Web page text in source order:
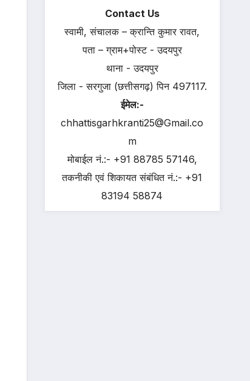
Contact Us
स्वामी, संचालक – क्रान्ति कुमार रावत,
पता – ग्राम+पोस्ट - उदयपुर
थाना - उदयपुर
जिला - सरगुजा (छत्तीसगढ़) पिन 497117.
ईमेल:-
chhattisgarhkranti25@Gmail.co
m
मोबाईल नं.:- +91 88785 57146,
तकनीकी एवं शिकायत संबंधित नं.:- +91
83194 58874